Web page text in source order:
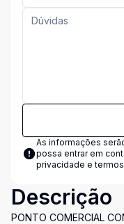
As informações
possa entrar em
privacidade e
Descrição
PONTO COMERCIAL